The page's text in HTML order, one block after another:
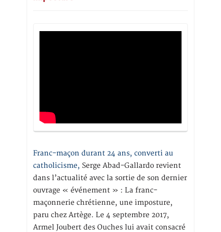
Franc-maçon durant 24 ans, converti au
catholicisme, Serge Abad-Gallardo revient
dans l’actualité avec la sortie de son dernier
ouvrage « événement » : La franc-
maçonnerie chrétienne, une imposture,
paru chez Artège. Le 4 septembre 2017,
Armel Joubert des Ouches lui avait consacré